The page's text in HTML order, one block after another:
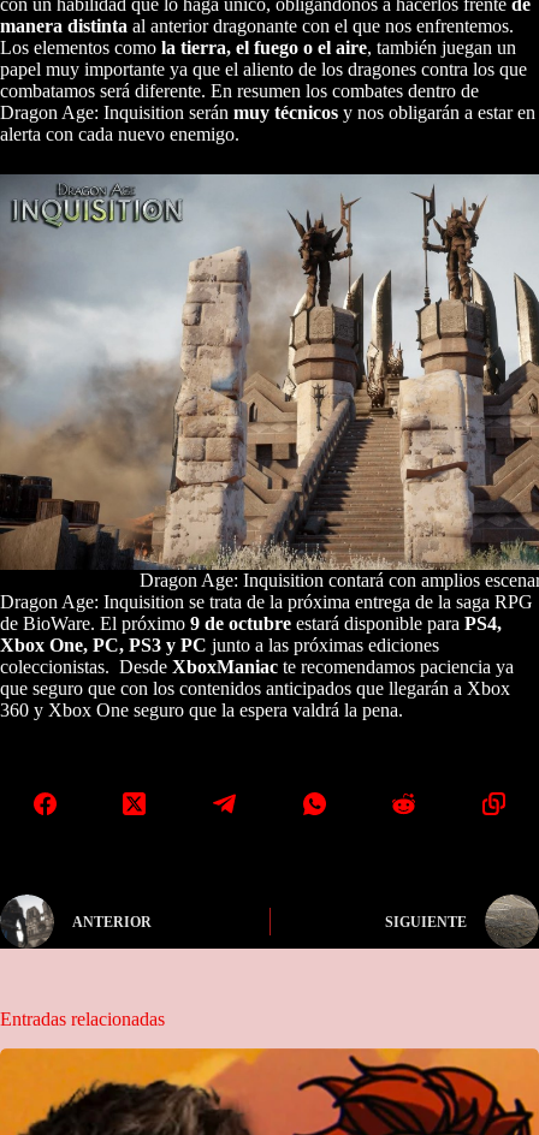
con un habilidad que lo haga único, obligándonos a hacerlos frente de
manera distinta al anterior dragonante con el que nos enfrentemos.
Los elementos como la tierra, el fuego o el aire, también juegan un
papel muy importante ya que el aliento de los dragones contra los que
combatamos será diferente. En resumen los combates dentro de
Dragon Age: Inquisition serán muy técnicos y nos obligarán a estar en
alerta con cada nuevo enemigo.
Dragon Age: Inquisition contará con amplios
Dragon Age: Inquisition se trata de la próxima entrega de la saga RPG
de BioWare. El próximo 9 de octubre estará disponible para PS4,
Xbox One, PC, PS3 y PC junto a las próximas ediciones
coleccionistas. Desde XboxManiac te recomendamos paciencia ya
que seguro que con los contenidos anticipados que llegarán a Xbox
360 y Xbox One seguro que la espera valdrá la pena.
ANTERIOR SIGUIENTE
Entradas relacionadas